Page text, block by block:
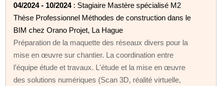
04/2024 - 10/2024: Stagiaire Mastère spécialisé M2
Thèse Professionnel Méthodes de construction dans le
BIM chez Orano Projet, La Hague
Préparation de la maquette des réseaux divers pour la
mise en œuvre sur chantier. La coordination entre
l’équipe étude et travaux. L'étude et la mise en œuvre
des solutions numériques (Scan 3D, réalité virtuelle,